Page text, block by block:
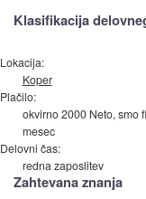
Klasifikacija
Lokacija:
Koper
Plačilo:
okvirno 2000 Neto, smo
mesec
Delovni čas:
redna zaposlitev
Zahtevana znanja